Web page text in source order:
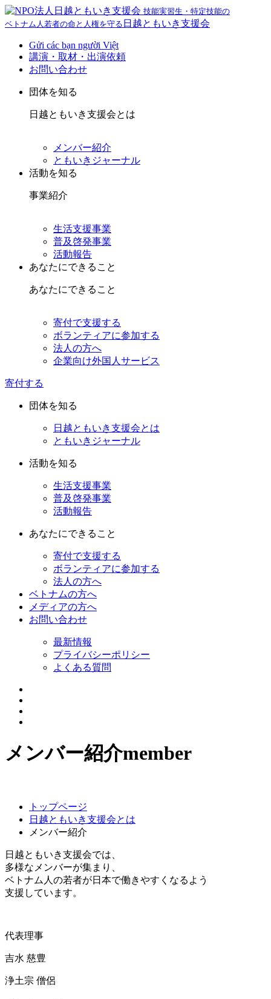
技能実習生・特定技能の
ベトナム人若者の命と人権を守る 日越ともいき支援会
Gửi các bạn người Việt
講演・取材・出演依頼
お問い合わせ
団体を知る
日越ともいき支援会とは
メンバー紹介
ともいきジャーナル
活動を知る
事業紹介
生活支援事業
普及啓発事業
活動報告
あなたにできること
あなたにできること
寄付で支援する
ボランティアに参加する
法人の方へ
企業向け外国人サービス
寄付する
団体を知る
日越ともいき支援会とは
ともいきジャーナル
活動を知る
生活支援事業
普及啓発事業
活動報告
あなたにできること
寄付で支援する
ボランティアに参加する
法人の方へ
ベトナムの方へ
メディアの方へ
お問い合わせ
最新情報
プライバシーポリシー
よくある質問
メンバー紹介member
トップページ
日越ともいき支援会とは
メンバー紹介
日越ともいき支援会では、
多様なメンバーが集まり、
ベトナム人の若者が日本で働きやすくなるよう
支援しています。
代表理事
吉水 慈豊
浄土宗 僧侶